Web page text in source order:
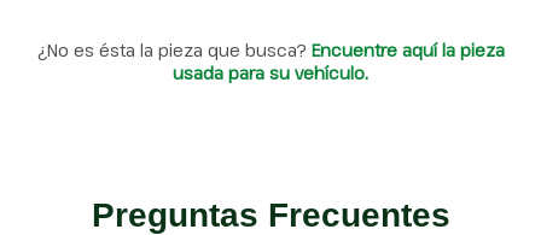
¿No es ésta la pieza que busca? Encuentre aquí la pieza
usada para su vehículo.
Preguntas Frecuentes